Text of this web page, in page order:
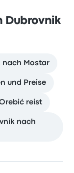
Dubrovnik
nach Mostar
und Preise
reist
nach